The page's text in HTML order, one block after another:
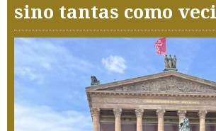
sino tantas como